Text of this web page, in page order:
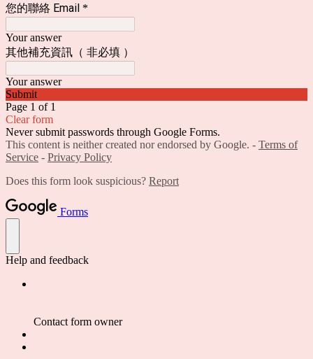
您的聯絡 Email *
Your answer
其他補充資訊（ 非必填 ）
Your answer
Submit
Page 1 of 1
Clear form
Never submit passwords through Google Forms.
This content is neither created nor endorsed by Google. - Terms of
Service - Privacy Policy
Does this form look suspicious? Report
Forms
Help and feedback
Contact form owner